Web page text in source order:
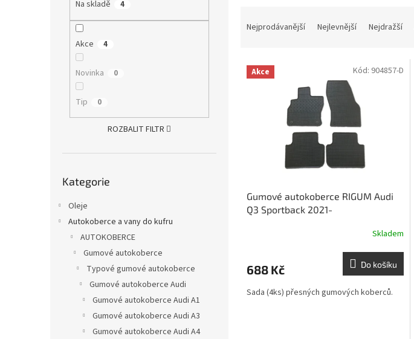
Na skladě 4
Akce 4
Novinka 0
Tip 0
ROZBALIT FILTR
kategorie
Kategorie
Oleje
Autokoberce a vany do kufru
AUTOKOBERCE
Gumové autokoberce
Typové gumové autokoberce
Gumové autokoberce Audi
Gumové autokoberce Audi A1
Gumové autokoberce Audi A3
Gumové autokoberce Audi A4
n
Nejprodávanější Nejlevnější Nejdražší
V Akce
Gumové autokoberce RIGUM Audi
Q3 Sportback 2021-
Skladem
688 Kč Do košíku
Sada (4ks) přesných gumových koberců.
Kód: 904857-D